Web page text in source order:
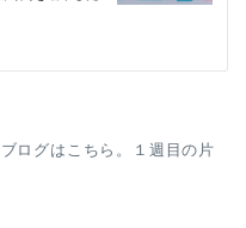
ログはこちら。１週目の片